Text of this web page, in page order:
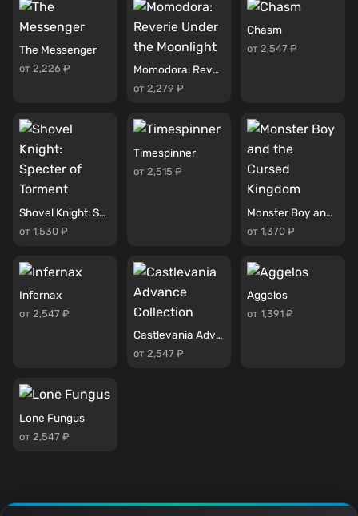
The Messenger
от 2,226 ₽ Momodora: Reverie Under the Moonlight
от 2,279 ₽
Chasm
от 2,547 ₽
Shovel Knight: Specter of Torment
от 1,530 ₽
Timespinner
от 2,515 ₽
Monster Boy and the Cursed Kingdom
от 1,370 ₽
Infernax
от 2,547 ₽
Castlevania Advance Collection
от 2,547 ₽
Aggelos
от 1,391 ₽
Lone Fungus
от 2,547 ₽